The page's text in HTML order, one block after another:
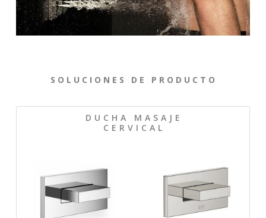
S O L U C I O N E S D E P R O D U C T O
D U C H A M A S A J E
C E R V I C A L